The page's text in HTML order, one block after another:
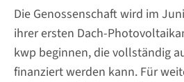
Die Genossenschaft wird im
ihrer ersten Dach-
kwp beginnen, die vollständig
finanziert werden kann. Für